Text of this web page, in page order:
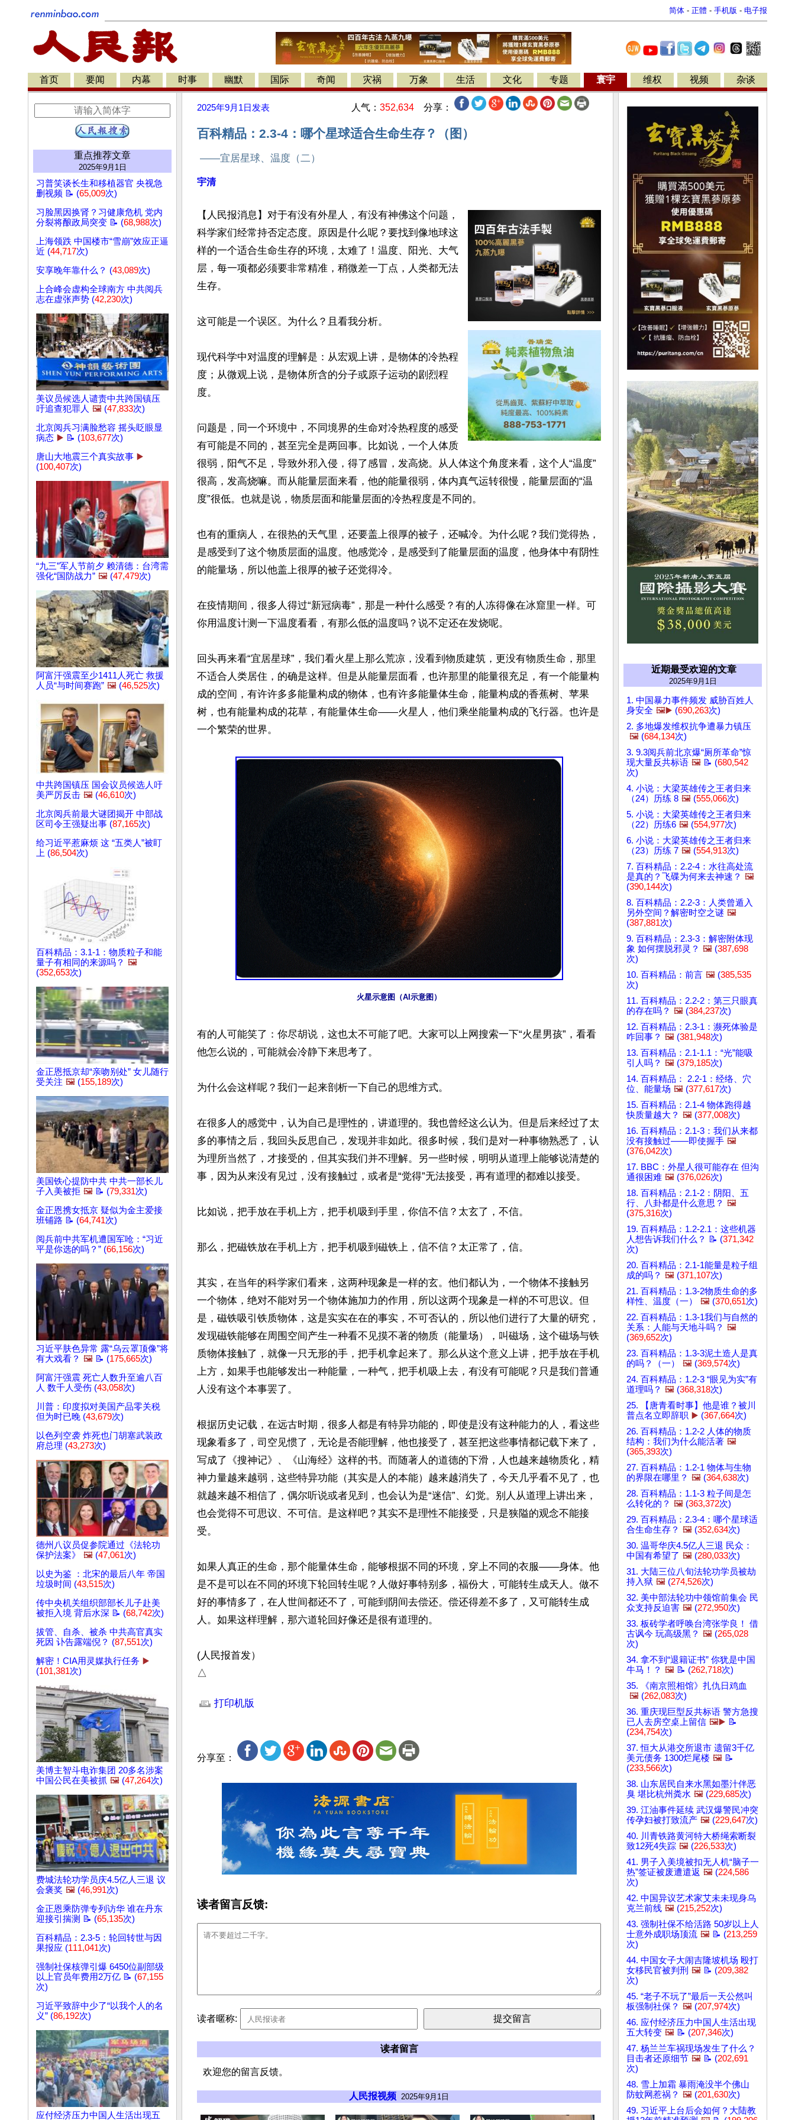
简体 - 正體 - 手机版 - 电子报
首页 要闻 内幕 时事 幽默 国际 奇闻 灾祸 万象 生活 文化 专题 寰宇 维权 视频 杂谈
重点推荐文章
2025年9月1日
习普笑谈长生和移植器官 央视急
删视频 📝 (65,009次)
习脸黑因换肾？习健康危机 党内
分裂将酿政局突变 📝 (68,988次)
上海领跌 中国楼市“雪崩”效应正逼
近 (44,717次)
安享晚年靠什么？ (43,089次)
上合峰会虚构全球南方 中共阅兵
志在虚张声势 (42,230次)
美议员候选人谴责中共跨国镇压
吁追查犯罪人 🖼️ (47,833次)
北京阅兵习满脸愁容 摇头眨眼显
病态 ▶️ 📝 (103,677次)
唐山大地震三个真实故事 ▶️
(100,407次)
“九三”军人节前夕 赖清德：台湾需
强化“国防战力” 🖼️ (47,479次)
阿富汗强震至少1411人死亡 救援
人员“与时间赛跑” 🖼️ (46,525次)
中共跨国镇压 国会议员候选人吁
美严厉反击 🖼️ (46,610次)
北京阅兵前最大谜团揭开 中部战
区司令王强疑出事 (87,165次)
给习近平惹麻烦 这 “五类人”被盯
上 (86,504次)
百科精品：3.1-1：物质粒子和能
量子有相同的来源吗？ 🖼️
(352,653次)
金正恩抵京却“亲吻别处” 女儿随行
受关注 🖼️ (155,189次)
美国铁心提防中共 中共一部长儿
子入美被拒 🖼️ 📝 (79,331次)
金正恩携女抵京 疑似为金主爱接
班铺路 📝 (64,741次)
阅兵前中共军机遭国军呛：“习近
平是你选的吗？” (66,156次)
习近平肤色异常 露“乌云罩顶像”将
有大戏看？ 🖼️ 📝 (175,665次)
阿富汗强震 死亡人数升至逾八百
人 数千人受伤 (43,058次)
川普：印度拟对美国产品零关税
但为时已晚 (43,679次)
以色列空袭 炸死也门胡塞武装政
府总理 (43,273次)
德州八议员促参院通过《法轮功
保护法案》
🖼️ (47,061次)
以史为鉴 ：北宋的最后八年 帝国
垃圾时间 (43,515次)
传中央机关组织部部长儿子赴美
被拒入境 背后水深 📝 (68,742次)
拔管、自杀、被杀 中共高官真实
死因 讣告露端倪？ (87,551次)
解密！CIA用灵媒执行任务 ▶️
(101,381次)
美博主智斗电诈集团 20多名涉案
中国公民在美被抓 🖼️ (47,264次)
费城法轮功学员庆4.5亿人三退 议
会褒奖 🖼️ (46,991次)
金正恩乘防弹专列访华 谁在丹东
迎接引揣测 📝 (65,135次)
百科精品：2.3-5：轮回转世与因
果报应 (111,041次)
强制社保核弹引爆 6450位副部级
以上官员年费用2万亿 📝 (67,155
次)
习近平致辞中少了“以我个人的名
义” (86,192次)
应付经济压力中国人生活出现五
2025年9月1日 发表 人气： 352,634 分享：
百科精品：2.3-4：哪个星球适合生命生存？（图）
——宜居星球、温度（二）
宇清
【人民报消息】对于有没有外星人，有没有神佛这个问题，
科学家们经常持否定态度。原因是什么呢？要找到像地球这
样的一个适合生命生存的环境，太难了！温度、阳光、大气
层，每一项都必须要非常精准，稍微差一丁点，人类都无法
生存。
这可能是一个误区。为什么？且看我分析。
现代科学中对温度的理解是：从宏观上讲，是物体的冷热程
度；从微观上说，是物体所含的分子或原子运动的剧烈程
度。
问题是，同一个环境中，不同境界的生命对冷热程度的感受
有可能是不同的，甚至完全是两回事。比如说，一个人体质
很弱，阳气不足，导致外邪入侵，得了感冒，发高烧。从人体这个角度来看，这个人“温度”
很高，发高烧嘛。而从能量层面来看，他的能量很弱，体内真气运转很慢，能量层面的“温
度”很低。也就是说，物质层面和能量层面的冷热程度是不同的。
也有的重病人，在很热的天气里，还要盖上很厚的被子，还喊冷。为什么呢？我们觉得热，
是感受到了这个物质层面的温度。他感觉冷，是感受到了能量层面的温度，他身体中有阴性
的能量场，所以他盖上很厚的被子还觉得冷。
在疫情期间，很多人得过“新冠病毒”，那是一种什么感受？有的人冻得像在冰窟里一样。可
你用温度计测一下温度看看，有那么低的温度吗？说不定还在发烧呢。
回头再来看“宜居星球”，我们看火星上那么荒凉，没看到物质建筑，更没有物质生命，那里
不适合人类居住，的确是这样。但是从能量层面看，也许那里的能量很充足，有一个能量构
成的空间，有许许多多能量构成的物体，也有许多能量体生命，能量构成的香蕉树、苹果
树，也有能量构成的花草，有能量体生命——火星人，他们乘坐能量构成的飞行器。也许是
一个繁荣的世界。
火星示意图（AI示意图）
有的人可能笑了：你尽胡说，这也太不可能了吧。大家可以上网搜索一下“火星男孩”，看看
他怎么说的，可能就会冷静下来思考了。
为什么会这样呢？我们一起来剖析一下自己的思维方式。
在很多人的感觉中，认为自己是理性的，讲道理的。我也曾经这么认为。但是后来经过了太
多的事情之后，我回头反思自己，发现并非如此。很多时候，我们是对一种事物熟悉了，认
为理所当然了，才接受的，但其实我们并不理解。另一些时候，明明从道理上能够说清楚的
事，因为从来没有见过，没有接触过，或者是“觉得”无法接受，再有道理的都难以接受。
比如说，把手放在手机上方，把手机吸到手里，你信不信？太玄了，不信。
那么，把磁铁放在手机上方，把手机吸到磁铁上，信不信？太正常了，信。
其实，在当年的科学家们看来，这两种现象是一样的玄。他们都认为，一个物体不接触另
一个物体，绝对不能对另一个物体施加力的作用，所以这两个现象是一样的不可思议。但
是，磁铁吸引铁质物体，这是实实在在的事实，不可否认的，所以他们进行了大量的研究，
发现磁铁能够在周围空间产生一种看不见摸不著的物质（能量场），叫磁场，这个磁场与铁
质物体接触了，就像一只无形的手，把手机拿起来了。那么从这个意义上讲，把手放在手机
上方，如果手也能够发出一种能量，一种气，把手机吸上去，有没有可能呢？只是我们普通
人没有这个本事罢了。
根据历史记载，在远古时期，很多人都是有特异功能的，即使是没有这种能力的人，看这些
现象看多了，司空见惯了，无论是否能理解，他也接受了，甚至把这些事情都记载下来了，
写成了《搜神记》、《山海经》这样的书。而随著人的道德的下滑，人也越来越物质化，精
神力量越来越弱，这些特异功能（其实是人的本能）越来越消失了，今天几乎看不见了，也
就越来越不相信了，偶尔听说或者见到，也会认为是“迷信”、幻觉。别人从道理上讲出来，
也会觉得不可思议、不可信。是这样吧？其实不是理性不能接受，只是狭隘的观念不能接
受。
如果人真正的生命，那个能量体生命，能够根据不同的环境，穿上不同的衣服——身体。他
是不是可以在不同的环境下轮回转生呢？人做好事特别多，福份大，可能转生成天人。做不
好的事情多了，在人世间都还不了，可能到阴间去偿还。偿还得差不多了，又可能转生成
人。如果这样理解，那六道轮回好像还是很有道理的。
(人民报首发）
△
打印机版
分享至：
读者留言反馈:
读者暱称:
读者留言
欢迎您的留言反馈。
人民报视频 2025年9月1日
近期最受欢迎的文章
2025年9月1日
1. 中国暴力事件频发 威胁百姓人
身安全 🖼️▶️ (690,263次)
2. 多地爆发维权抗争遭暴力镇压
🖼️ (684,134次)
3. 9.3阅兵前北京爆“厕所革命”惊
现大量反共标语 🖼️ 📝 (680,542
次)
4. 小说：大梁英雄传之王者归来
（24）历练 8 🖼️ (555,066次)
5. 小说：大梁英雄传之王者归来
（22）历练6 🖼️ (554,977次)
6. 小说：大梁英雄传之王者归来
（23）历练 7 🖼️ (554,913次)
7. 百科精品：2.2-4：水往高处流
是真的？飞碟为何来去神速？ 🖼️
(390,144次)
8. 百科精品：2.2-3：人类曾遁入
另外空间？解密时空之谜 🖼️
(387,881次)
9. 百科精品：2.3-3：解密附体现
象 如何摆脱邪灵？ 🖼️ (387,698
次)
10. 百科精品：前言 🖼️ (385,535
次)
11. 百科精品：2.2-2：第三只眼真
的存在吗？ 🖼️ (384,237次)
12. 百科精品：2.3-1：濒死体验是
咋回事？ 🖼️ (381,948次)
13. 百科精品：2.1-1.1：“光”能吸
引人吗？ 🖼️ (379,185次)
14. 百科精品： 2.2-1：经络、穴
位、能量场 🖼️ (377,617次)
15. 百科精品：2.1-4 物体跑得越
快质量越大？ 🖼️ (377,008次)
16. 百科精品：2.1-3：我们从来都
没有接触过——即使握手 🖼️
(376,042次)
17. BBC：外星人很可能存在 但沟
通很困难 🖼️ (376,026次)
18. 百科精品：2.1-2：阴阳、五
行、八卦都是什么意思？ 🖼️
(375,316次)
19. 百科精品：1.2-2.1：这些机器
人想告诉我们什么？ 📝 (371,342
次)
20. 百科精品：2.1-1能量是粒子组
成的吗？ 🖼️ (371,107次)
21. 百科精品：1.3-2物质生命的多
样性、温度（一）
🖼️ (370,651次)
22. 百科精品：1.3-1我们与自然的
关系：人能与天地斗吗？ 🖼️
(369,652次)
23. 百科精品：1.3-3泥土造人是真
的吗？（一）
🖼️ (369,574次)
24. 百科精品：1.2-3 “眼见为实”有
道理吗？ 🖼️ (368,318次)
25. 【唐青看时事】他是谁？被川
普点名立即辞职 ▶️ (367,664次)
26. 百科精品：1.2-2 人体的物质
结构：我们为什么能活著 🖼️
(365,393次)
27. 百科精品：1.2-1 物体与生物
的界限在哪里？ 🖼️ (364,638次)
28. 百科精品：1.1-3 粒子间是怎
么转化的？ 🖼️ (363,372次)
29. 百科精品：2.3-4：哪个星球适
合生命生存？ 🖼️ (352,634次)
30. 温哥华庆4.5亿人三退 民众：
中国有希望了 🖼️ (280,033次)
31. 大陆三位八旬法轮功学员被劫
持入狱 🖼️ (274,526次)
32. 美中部法轮功中领馆前集会 民
众支持反迫害 🖼️ (272,950次)
33. 板砖学者呼唤台湾张学良！ 借
古讽今 玩高级黑？ 🖼️ (265,028
次)
34. 拿不到“退籍证书” 你犹是中国
牛马！？ 🖼️ 📝 (262,718次)
35. 《南京照相馆》扎仇日鸡血
🖼️ (262,083次)
36. 重庆现巨型反共标语 警方急搜
已人去房空桌上留信 🖼️▶️ 📝
(234,754次)
37. 恒大从港交所退市 遗留3千亿
美元债务 1300烂尾楼 🖼️ 📝
(233,566次)
38. 山东居民自来水黑如墨汁伴恶
臭 堪比杭州粪水 🖼️ (229,685次)
39. 江油事件延续 武汉爆警民冲突
传孕妇被打致流产 🖼️ (229,647次)
40. 川青铁路黄河特大桥绳索断裂
致12死4失踪 🖼️ (226,533次)
41. 男子入美境被扣无人机“脑子一
热”签证被废遭遣返 🖼️ (224,586
次)
42. 中国异议艺术家艾未未现身乌
克兰前线 🖼️ (215,252次)
43. 强制社保不给活路 50岁以上人
士意外成职场顶流 🖼️ 📝 (213,259
次)
44. 中国女子大闹吉隆坡机场 殴打
女移民官被判刑 🖼️ 📝 (209,382
次)
45. “老子不玩了”最后一天公然叫
板强制社保？ 🖼️ (207,974次)
46. 应付经济压力中国人生活出现
五大转变 🖼️ 📝 (207,346次)
47. 杨兰兰车祸现场发生了什么？
目击者还原细节 🖼️ 📝 (202,691
次)
48. 雪上加霜 暴雨淹没半个佛山
防蚊网惹祸？ 🖼️ (201,630次)
49. 习近平上台后会如何？大陆教